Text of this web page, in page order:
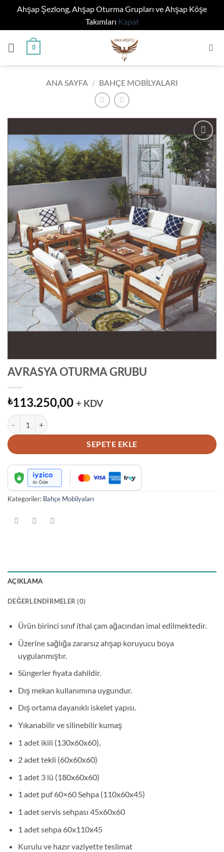
Ahşap Şezlong, Ahşap Oturma Grupları ve Ahşap Köşe
Takımları Kapat
0
ANA SAYFA / BAHÇE MOBILYALARI
Add to
wishlist
AVRASYA OTURMA GRUBU
₺113.250,00 + KDV
AVRASYA OTURMA GRUBU adet
SEPETE EKLE
Kategoriler: Bahçe Mobilyaları
AÇIKLAMA
DEĞERLENDIRMELER (0)
Ürün birinci sınıf ithal çam ağacından imal edilmektedir.
Üzerine sağlığa zararsız ahşap koruyucu boya
uygulanmıştır.
Süngerler fiyata dahildir.
Dış mekan kullanımına uygundur.
Dış ortama dayanıklı iskelet yapısı.
Yıkanabilir ve silinebilir kumaş
1 adet ikili (130x60x60),
2 adet tekli (60x60x60)
1 adet 3 lü (180x60x60)
1 adet puf 60×60 Sehpa (110x60x45)
1 adet servis sehpası 45x60x60
1 adet sehpa 60x110x45
Kurulu ve hazır vaziyette teslimat